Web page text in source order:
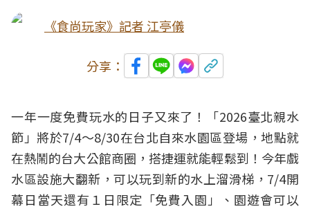
《食尚玩家》記者 江亭儀
分享：
一年一度免費玩水的日子又來了！「2026臺北親水
節」將於7/4～8/30在台北自來水園區登場，地點就
在熱鬧的台大公館商圈，搭捷運就能輕鬆到！今年戲
水區設施大翻新，可以玩到新的水上溜滑梯，7/4開
幕日當天還有１日限定「免費入園」、園遊會可以